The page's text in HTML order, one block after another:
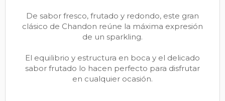
De sabor fresco, frutado y redondo, este gran
clásico de Chandon reúne la máxima expresión
de un sparkling.
El equilibrio y estructura en boca y el delicado
sabor frutado lo hacen perfecto para disfrutar
en cualquier ocasión.